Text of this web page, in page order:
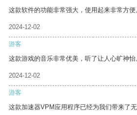
这款软件的功能非常强大，使用起来非常方便
2024-12-02
游客
这款游戏的音乐非常优美，听了让人心旷神怡
2024-12-02
游客
这款加速器VPM应用程序已经为我们带来了无